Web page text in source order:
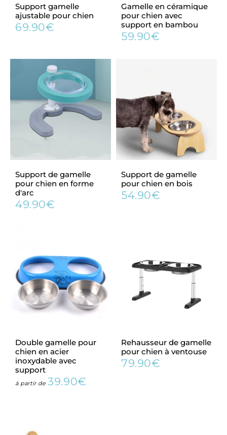
Support gamelle
ajustable pour chien
Prix
69.90€
Gamelle en céramique
pour chien avec
support en bambou
Prix
59.90€
Support de gamelle
pour chien en forme
d'arc
Prix
49.90€
Support de gamelle
pour chien en bois
Prix
54.90€
Double gamelle pour
chien en acier
inoxydable avec
support
à partir dePrix
39.90€
Rehausseur de gamelle
pour chien à ventouse
Prix
79.90€